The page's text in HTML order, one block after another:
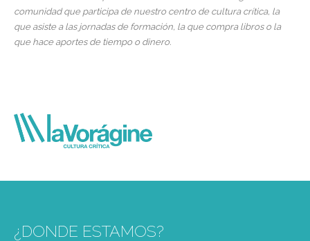
comunidad que participa de nuestro centro de cultura crítica, la
que asiste a las jornadas de formación, la que compra libros o la
que hace aportes de tiempo o dinero.
¿DONDE ESTAMOS?